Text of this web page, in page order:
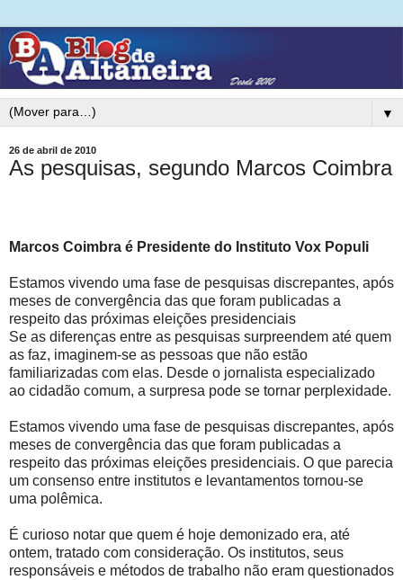
▼
26 de abril de 2010
As pesquisas, segundo Marcos Coimbra
Marcos Coimbra é Presidente do Instituto Vox Populi
Estamos vivendo uma fase de pesquisas discrepantes, após
meses de convergência das que foram publicadas a
respeito das próximas eleições presidenciais
Se as diferenças entre as pesquisas surpreendem até quem
as faz, imaginem-se as pessoas que não estão
familiarizadas com elas. Desde o jornalista especializado
ao cidadão comum, a surpresa pode se tornar perplexidade.
Estamos vivendo uma fase de pesquisas discrepantes, após
meses de convergência das que foram publicadas a
respeito das próximas eleições presidenciais. O que parecia
um consenso entre institutos e levantamentos tornou-se
uma polêmica.
É curioso notar que quem é hoje demonizado era, até
ontem, tratado com consideração. Os institutos, seus
responsáveis e métodos de trabalho não eram questionados